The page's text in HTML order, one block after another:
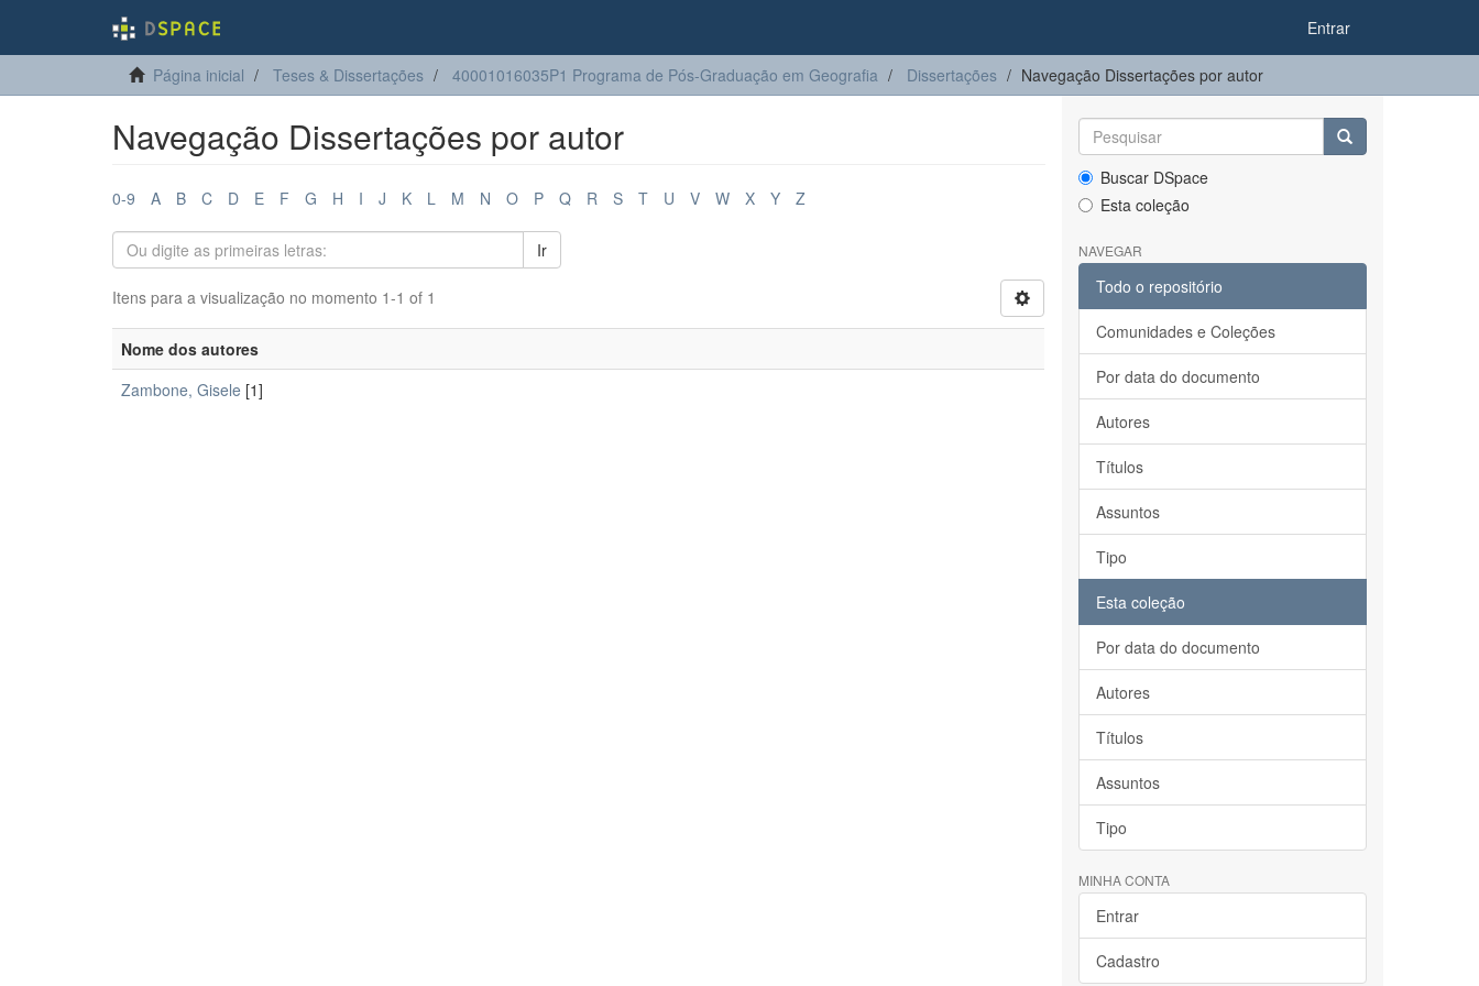
Entrar
Página inicial Teses & Dissertações 40001016035P1 Programa de Pós-Graduação em Geografia Dissertações Navegação Dissertações por autor
Navegação Dissertações por autor
0-9 A B C D E F G H I J K L M N O P Q R S T U V W X Y Z
Ir
Itens para a visualização no momento 1-1 of 1
Nome dos autores
Zambone, Gisele [1]
Buscar DSpace
Esta coleção
NAVEGAR
Todo o repositório
Comunidades e Coleções
Por data do documento
Autores
Títulos
Assuntos
Tipo
Esta coleção
Por data do documento
Autores
Títulos
Assuntos
Tipo
MINHA CONTA
Entrar
Cadastro